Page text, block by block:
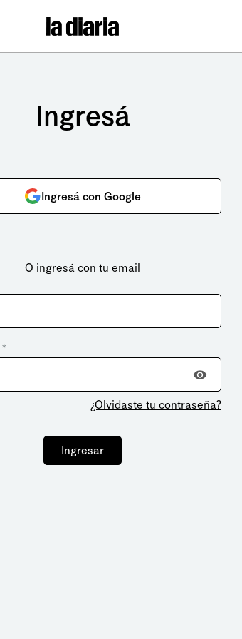
Ingresá
Ingresá con Google
O ingresá con tu email
*
¿Olvidaste tu contraseña?
Ingresar